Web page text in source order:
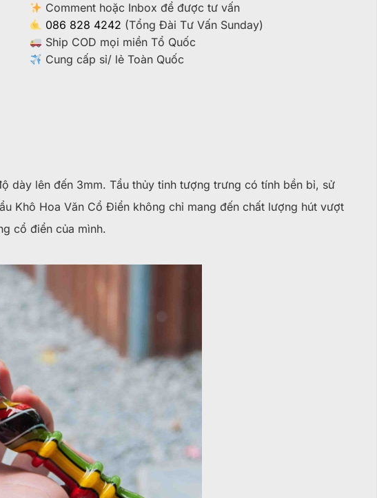
Comment hoặc Inbox để được tư vấn
086 828 4242 (Tổng Đài Tư Vấn Sunday)
Ship COD mọi miền Tổ Quốc
Cung cấp sỉ/ lẻ Toàn Quốc
dày lên đến 3mm. Tẩu thủy tinh tượng trưng có tính bền bỉ, sử
Khô Hoa Văn Cổ Điển không chỉ mang đến chất lượng hút vượt
cổ điển của mình.